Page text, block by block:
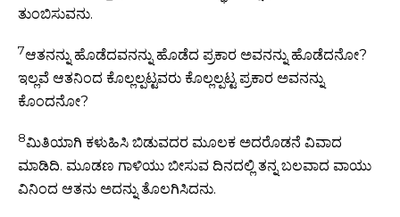
ತುಂಬಿಸುವನು.
7ಆತನನ್ನು ಹೊಡೆದವನನ್ನು ಹೊಡೆದ ಪ್ರಕಾರ ಅವನನ್ನು ಹೊಡೆದನೋ?
ಇಲ್ಲವೆ ಆತನಿಂದ ಕೊಲ್ಲಲ್ಪಟ್ಟವರು ಕೊಲ್ಲಲ್ಪಟ್ಟ ಪ್ರಕಾರ ಅವನನ್ನು
ಕೊಂದನೋ?
8ಮಿತಿಯಾಗಿ ಕಳುಹಿಸಿ ಬಿಡುವದರ ಮೂಲಕ ಅದರೊಡನೆ ವಿವಾದ
ಮಾಡಿದಿ. ಮೂಡಣ ಗಾಳಿಯು ಬೀಸುವ ದಿನದಲ್ಲಿ ತನ್ನ ಬಲವಾದ ವಾಯು
ವಿನಿಂದ ಆತನು ಅದನ್ನು ತೊಲಗಿಸಿದನು.